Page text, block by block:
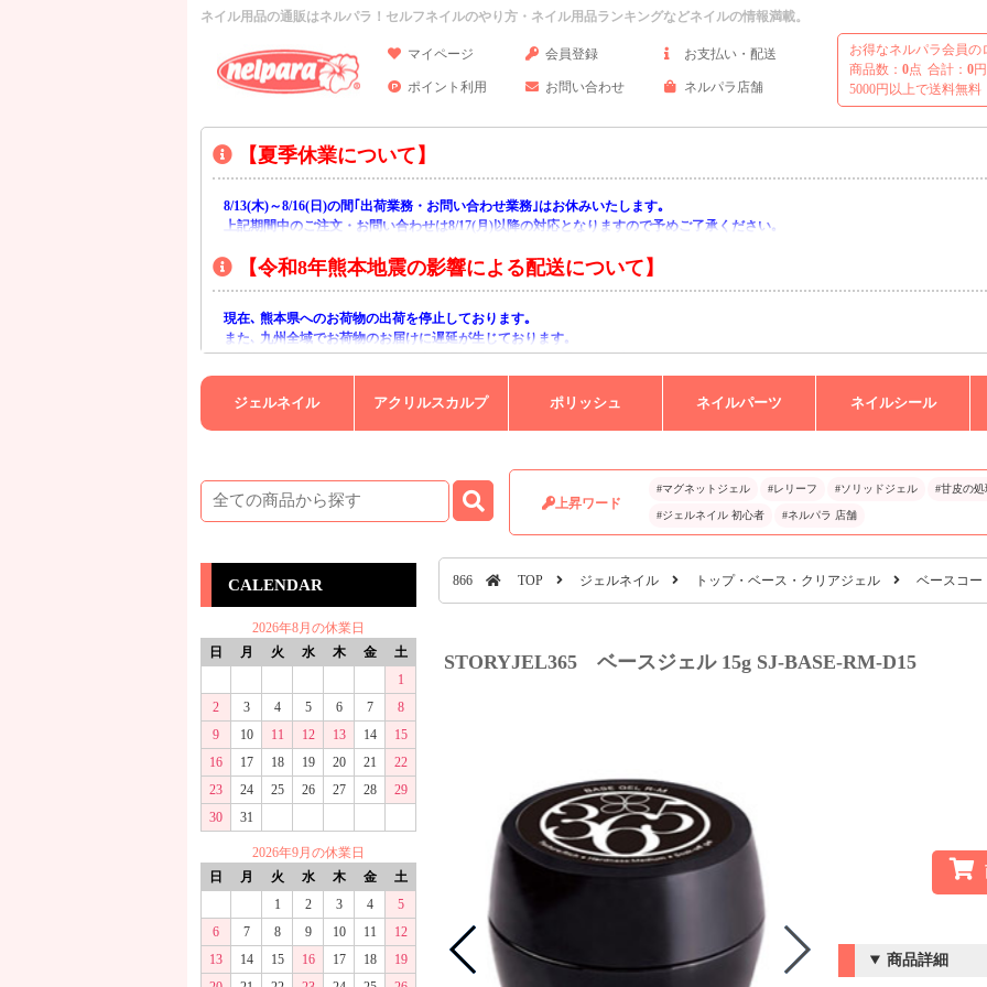
ネイル用品の通販はネルパラ！セルフネイルのやり方・ネイル用品ランキングなどネイルの情報満載。
マイページ 会員登録 お支払い・配送
ポイント利用 お問い合わせ ネルパラ店舗
お得なネルパラ会員
商品数： 0点 合計： 0円
5000円以上で送料無料
【夏季休業について】
8/13(木)～8/16(日)の間｢出荷業務・お問い合わせ業務｣はお休みいたします｡
上記期間中のご注文・お問い合わせは8/17(月)以降の対応となりますので予めご了承ください｡
【令和8年熊本地震の影響による配送について】
現在､ 熊本県へのお荷物の出荷を停止しております｡
また､ 九州全域でお荷物のお届けに遅延が生じております｡
ご不便をおかけいたしますが､ 何卒ご理解賜りますようお願い申し上げます｡
ジェルネイル アクリルスカルプ ポリッシュ ネイルパーツ ネイルシール
上昇ワード
#マグネットジェル #レリーフ #ソリッドジェル #甘皮の処
#ジェルネイル 初心者 #ネルパラ 店舗
CALENDAR
2026年8月の休業日
日
月 火 水 木 金
土
1
2
3 4 5 6 7
8
9
10 11 12 13 14
15
16
17 18 19 20 21
22
23
24 25 26 27 28
29
30
31
2026年9月の休業日
日
月 火 水 木 金
土
1
2 3 4
5
6
7 8 9 10 11
12
13
14 15 16 17 18
19
866 TOP ジェルネイル トップ・ベース・クリアジェル ベースコー
STORYJEL365 ベースジェル 15g SJ-BASE-RM-D15
商品詳細